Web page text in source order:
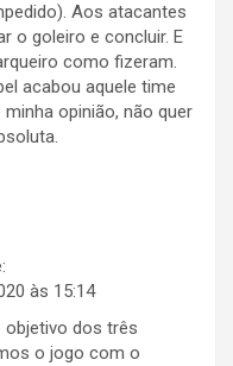
Aos atacantes
o goleiro e concluir. E
como fizeram.
acabou aquele time
opinião, não quer
às 15:14
objetivo dos três
o jogo com o